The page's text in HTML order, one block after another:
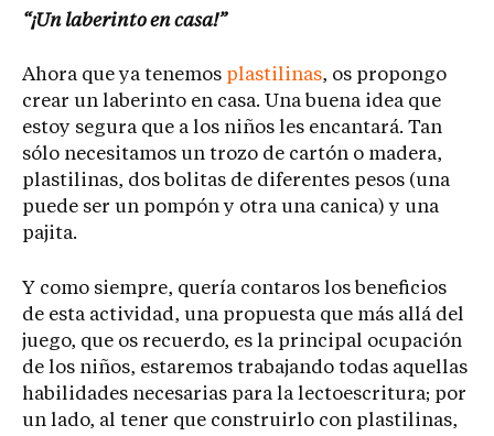
“¡Un laberinto en casa!”
Ahora que ya tenemos plastilinas, os propongo
crear un laberinto en casa. Una buena idea que
estoy segura que a los niños les encantará. Tan
sólo necesitamos un trozo de cartón o madera,
plastilinas, dos bolitas de diferentes pesos (una
puede ser un pompón y otra una canica) y una
pajita.
Y como siempre, quería contaros los beneficios
de esta actividad, una propuesta que más allá del
juego, que os recuerdo, es la principal ocupación
de los niños, estaremos trabajando todas aquellas
habilidades necesarias para la lectoescritura; por
un lado, al tener que construirlo con plastilinas,